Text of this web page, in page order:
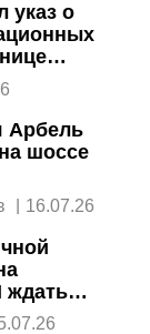
указ о
Арбель
шоссе
| 16.07.26
ждать